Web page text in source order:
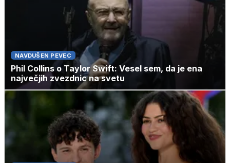
NAVDUŠEN PEVEC
Phil Collins o Taylor Swift: Vesel sem, da je ena
največjih zvezdnic na svetu